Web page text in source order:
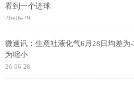
看到一个进球
26-06-29
微速讯：生意社液化气6月28日均差为
为缩小
26-06-28